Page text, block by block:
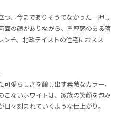
、今までありそうでなかった一押し
面の顔がありながら、重厚感のある落
ンチ、北欧テイストの住宅におスス
愛らしさを醸し出す素敵なカラー。
こないホワイトは、家族の笑顔を包み
々刻まれていくような仕上がり。